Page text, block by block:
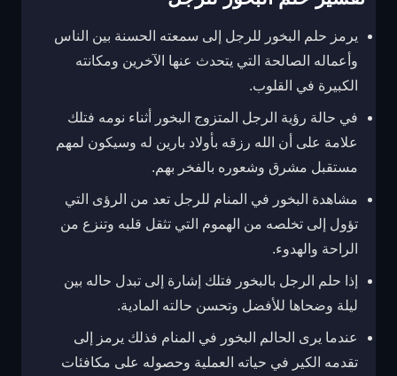
يرمز حلم البخور للرجل إلى سمعته الحسنة بين الناس
وأعماله الصالحة التي يتحدث عنها الآخرين ومكانته
الكبيرة في القلوب.
في حالة رؤية الرجل المتزوج البخور أثناء نومه فتلك
علامة على أن الله رزقه بأولاد بارين له وسيكون لمهم
مستقبل مشرق وشعوره بالفخر بهم.
مشاهدة البخور في المنام للرجل تعد من الرؤى التي
تؤول إلى تخلصه من الهموم التي تثقل قلبه وتنزع من
الراحة والهدوء.
إذا حلم الرجل بالبخور فتلك إشارة إلى تبدل حاله بين
ليلة وضحاها للأفضل وتحسن حالته المادية.
عندما يرى الحالم البخور في المنام فذلك يرمز إلى
تقدمه الكير في حياته العملية وحصوله على مكافئات